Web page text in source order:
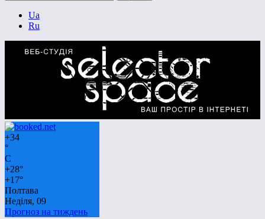
Ua
Ru
+34
°
C
+28°
+17°
Полтава
Неділя, 09
Прогноз на тиждень